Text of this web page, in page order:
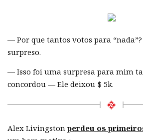
— Por que tantos votos para
surpreso.
— Isso foi uma surpresa para mim
concordou — Ele deixou $ 5k.
Alex Livingston perdeu os